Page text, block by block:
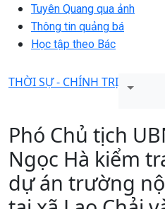
Tuyên Quang qua ảnh
Thông tin quảng bá
Học tập theo Bác
THỜI SỰ - CHÍNH TRỊ
Phó Chủ tịch
Ngọc Hà kiểm
dự án trường